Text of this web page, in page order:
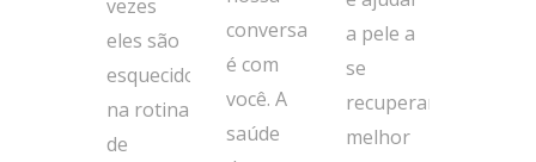
vezes
eles são
esquecidos
na rotina
de
conversa
é com
você. A
saúde
a pele a
se
recuperar
melhor